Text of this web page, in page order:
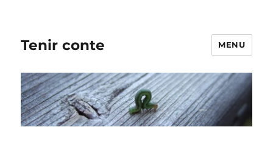
Tenir conte MENU